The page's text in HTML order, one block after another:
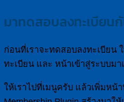
มาทดสอบลงทะเบียนกั
ก่อนที่เราจะทดสอบลงทะเบียน
ทะเบียน และ หน้าเข้าสู่ระบบม
ให้เราไปที่เมนูครับ แล้วเพิ่มหน้า